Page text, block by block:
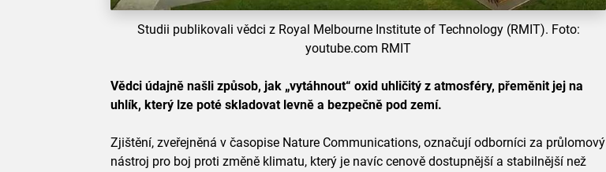
Studii publikovali vědci z Royal Melbourne Institute of Technology (RMIT). Foto:
youtube.com RMIT
Vědci údajně našli způsob, jak „vytáhnout“ oxid uhličitý z atmosféry, přeměnit jej na
uhlík, který lze poté skladovat levně a bezpečně pod zemí.
Zjištění, zveřejněná v časopise Nature Communications, označují odborníci za průlomový
nástroj pro boj proti změně klimatu, který je navíc cenově dostupnější a stabilnější než